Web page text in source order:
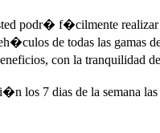
podr� f�cilmente
de todas las gamas
con la tranquilidad
los 7 dias de la semana las